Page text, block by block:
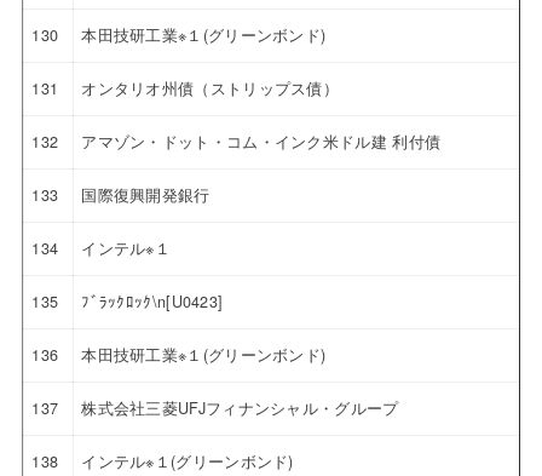
130 本田技研工業※１(グリーンボンド)
131 オンタリオ州債（ストリップス債）
132 アマゾン・ドット・コム・インク米ドル建 利付債
133 国際復興開発銀行
134 インテル※１
135 ﾌﾞﾗｯｸﾛｯｸ\n[U0423]
136 本田技研工業※１(グリーンボンド)
137 株式会社三菱UFJフィナンシャル・グループ
138 インテル※１(グリーンボンド)